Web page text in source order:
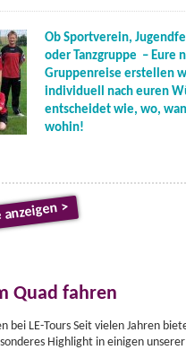
Ob Sportverein,
oder Tanzgruppe – Eure
Gruppenreise erstellen
individuell nach euren
entscheidet wie, wo,
wohin!
>
Quad fahren
bei LE-Tours Seit vielen Jahren
Highlight in einigen